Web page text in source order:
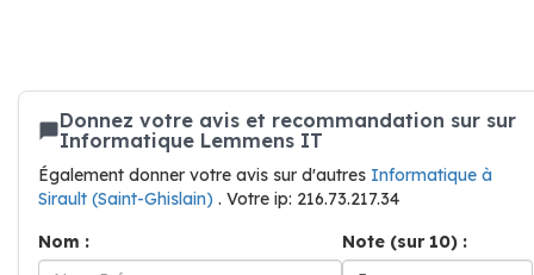
Donnez votre avis et recommandation sur sur
Informatique Lemmens IT
Également donner votre avis sur d'autres Informatique à
Sirault (Saint-Ghislain) . Votre ip: 216.73.217.34
Nom :
Note (sur 10) :